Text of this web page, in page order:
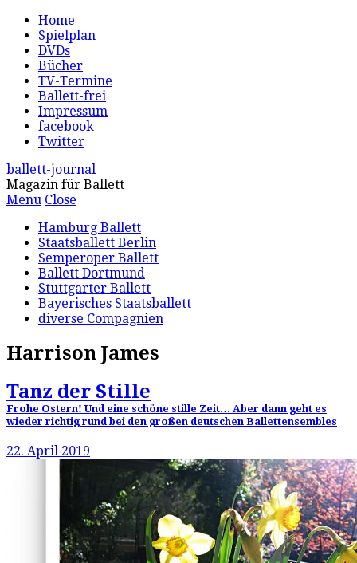
Home
Spielplan
DVDs
Bücher
TV-Termine
Ballett-frei
Impressum
facebook
Twitter
ballett-journal
Magazin für Ballett
Menu Close
Hamburg Ballett
Staatsballett Berlin
Semperoper Ballett
Ballett Dortmund
Stuttgarter Ballett
Bayerisches Staatsballett
diverse Compagnien
Harrison James
Tanz der Stille
Frohe Ostern! Und eine schöne stille Zeit… Aber dann geht es
wieder richtig rund bei den großen deutschen Ballettensembles
22. April 2019